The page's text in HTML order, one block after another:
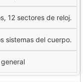
12 sectores de reloj.
sistemas del cuerpo.